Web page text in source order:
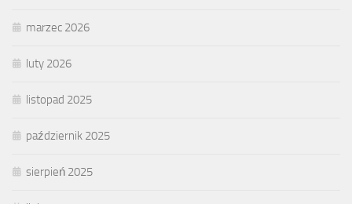
marzec 2026
luty 2026
listopad 2025
październik 2025
sierpień 2025